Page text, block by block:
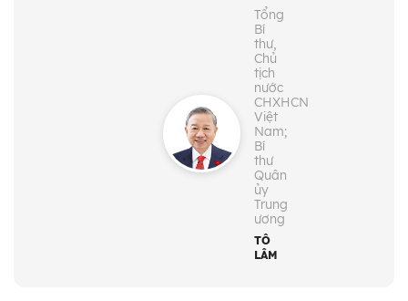
Tổng
Bí
thư,
Chủ
tịch
nước
CHXHCN
Việt
Nam;
Bí
thư
Quân
ủy
Trung
ương
TÔ
LÂM